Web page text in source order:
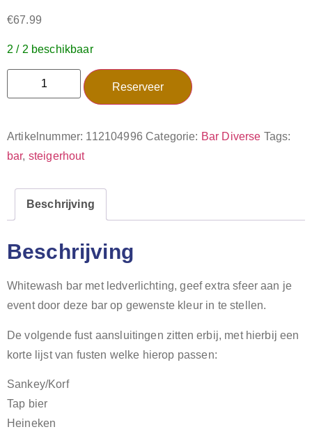
€67.99
2 / 2 beschikbaar
Reserveer
Artikelnummer: 112104996 Categorie: Bar Diverse Tags:
bar, steigerhout
Beschrijving
Beschrijving
Whitewash bar met ledverlichting, geef extra sfeer aan je
event door deze bar op gewenste kleur in te stellen.
De volgende fust aansluitingen zitten erbij, met hierbij een
korte lijst van fusten welke hierop passen:
Sankey/Korf
Tap bier
Heineken